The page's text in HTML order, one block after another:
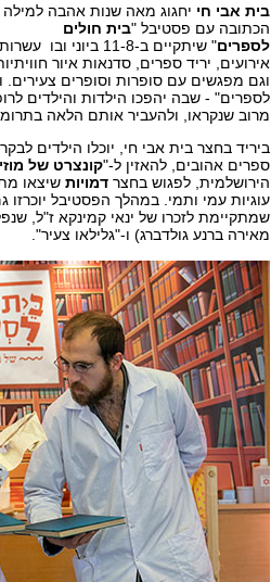
בית אבי חי יחגוג מאה שנות אהבה למילה
הכתובה עם פסטיבל "בית חולים
לספרים
" שיתקיים ב-11-8 ביוני ובו עשרות
אירועים, יריד ספרים, סדנאות איור
וגם מפגשים עם סופרות וסופרים
לספרים" - שבה יהפכו הילדות והילדים
מרוב שנקראו, ולהעביר אותם הלאה
ביריד בחצר בית אבי חי, יוכלו הילדים
ספרים אהובים, להאזין ל-"קונצרט של
הירושלמית, לפגוש בחצר דמויות שיצאו
עוגיות עמי ותמי. במהלך הפסטיבל
שמתקיימת לזכרו של ינאי קמינקא ז"ל,
מאירה ברנע גולדברג) ו-"גלילאו צעיר".